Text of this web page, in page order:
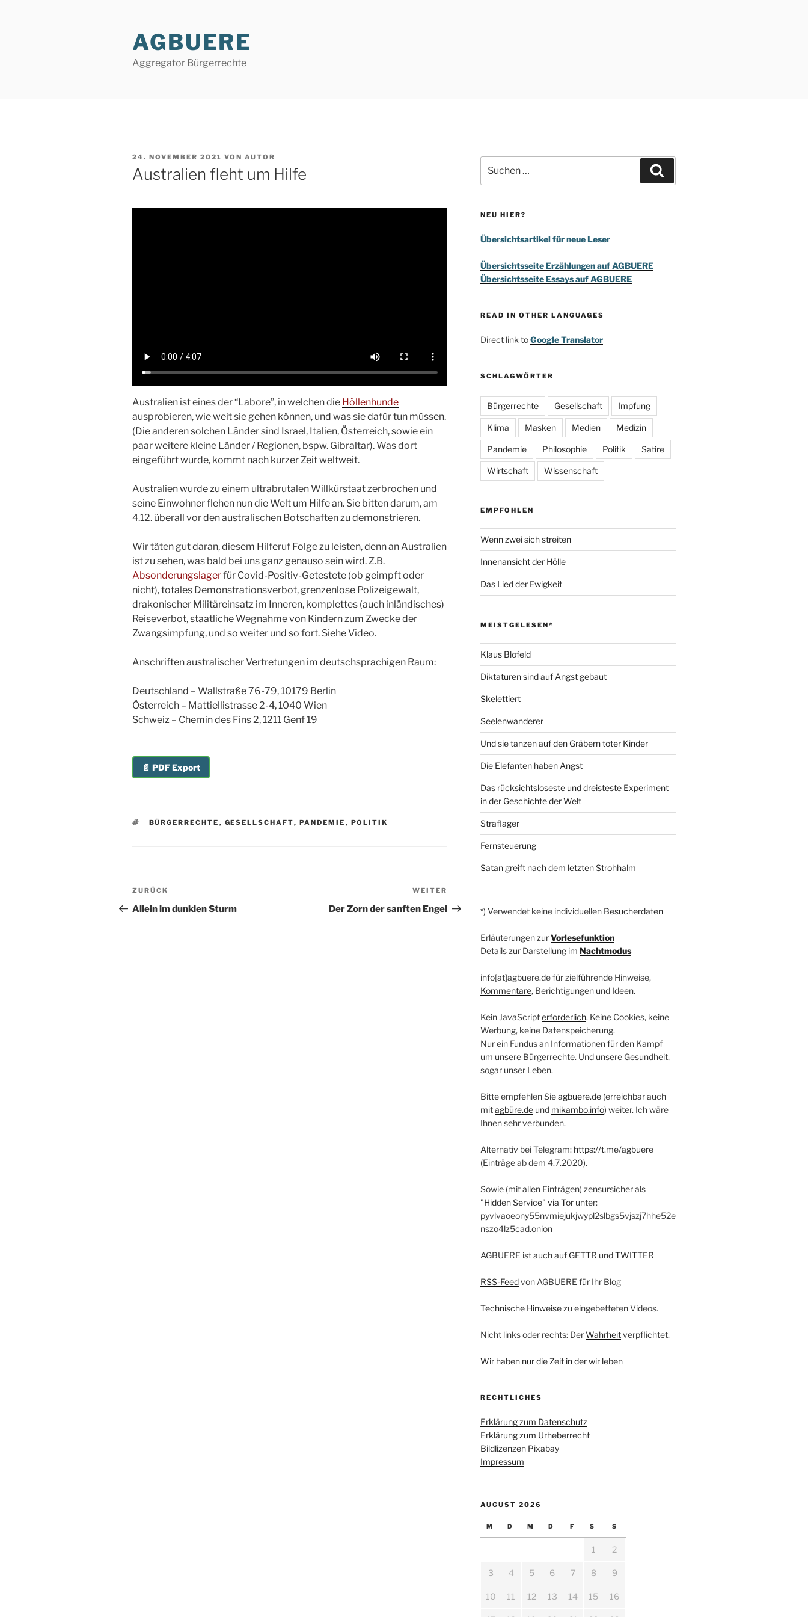
AGBUERE
Aggregator Bürgerrechte
VERÖFFENTLICHT
AM
24. NOVEMBER 2021 VON AUTOR
Australien fleht um Hilfe
Australien ist eines der “Labore”, in welchen die Höllenhunde
ausprobieren, wie weit sie gehen können, und was sie dafür tun müssen.
(Die anderen solchen Länder sind Israel, Italien, Österreich, sowie ein
paar weitere kleine Länder / Regionen, bspw. Gibraltar). Was dort
eingeführt wurde, kommt nach kurzer Zeit weltweit.
Australien wurde zu einem ultrabrutalen Willkürstaat zerbrochen und
seine Einwohner flehen nun die Welt um Hilfe an. Sie bitten darum, am
4.12. überall vor den australischen Botschaften zu demonstrieren.
Wir täten gut daran, diesem Hilferuf Folge zu leisten, denn an Australien
ist zu sehen, was bald bei uns ganz genauso sein wird. Z.B.
Absonderungslagerfür Covid-Positiv-Getestete (ob geimpft oder
nicht), totales Demonstrationsverbot, grenzenlose Polizeigewalt,
drakonischer Militäreinsatz im Inneren, komplettes (auch inländisches)
Reiseverbot, staatliche Wegnahme von Kindern zum Zwecke der
Zwangsimpfung, und so weiter und so fort. Siehe Video.
Anschriften australischer Vertretungen im deutschsprachigen Raum:
Deutschland – Wallstraße 76-79, 10179 Berlin
Österreich – Mattiellistrasse 2-4, 1040 Wien
Schweiz – Chemin des Fins 2, 1211 Genf 19
📄 PDF Export
SCHLAGWÖRTER
BÜRGERRECHTE , GESELLSCHAFT, PANDEMIE , POLITIK
Beitragsnavigation
Vorheriger
Beitrag
ZURÜCK
Allein im dunklen Sturm
Beitrag
WEITER
Der Zorn der sanften Engel
nach:
NEU HIER?
Übersichtsartikel für neue Leser
Übersichtsseite Erzählungen auf AGBUERE
Übersichtsseite Essays auf AGBUERE
READ IN OTHER LANGUAGES
Direct link toGoogle Translator
SCHLAGWÖRTER
Bürgerrechte Gesellschaft Impfung
Klima Masken Medien Medizin
Pandemie Philosophie Politik Satire
Wirtschaft Wissenschaft
EMPFOHLEN
Wenn zwei sich streiten
Innenansicht der Hölle
Das Lied der Ewigkeit
MEISTGELESEN*
Klaus Blofeld
Diktaturen sind auf Angst gebaut
Skelettiert
Seelenwanderer
Und sie tanzen auf den Gräbern toter Kinder
Die Elefanten haben Angst
Das rücksichtsloseste und dreisteste Experiment
in der Geschichte der Welt
Straflager
Fernsteuerung
Satan greift nach dem letzten Strohhalm
*) Verwendet keine individuellen Besucherdaten
Erläuterungen zurVorlesefunktion
Details zur Darstellung im Nachtmodus
info[at]agbuere.de für zielführende Hinweise,
Kommentare, Berichtigungen und Ideen.
Kein JavaScripterforderlich. Keine Cookies, keine
Werbung, keine Datenspeicherung.
Nur ein Fundus an Informationen für den Kampf
um unsere Bürgerrechte. Und unsere Gesundheit,
sogar unser Leben.
Bitte empfehlen Sieagbuere.de(erreichbar auch
mitagbüre.deund mikambo.info) weiter. Ich wäre
Ihnen sehr verbunden.
Alternativ bei Telegram: https://t.me/agbuere
(Einträge ab dem 4.7.2020).
Sowie (mit allen Einträgen) zensursicher als
"Hidden Service" via Torunter:
pyvlvaoeony55nvmiejukjwypl2slbgs5vjszj7hhe52e
nszo4lz5cad.onion
AGBUERE ist auch auf GETTR undTWITTER
RSS-Feedvon AGBUERE für Ihr Blog
Technische Hinweisezu eingebetteten Videos.
Nicht links oder rechts: DerWahrheitverpflichtet.
Wir haben nur die Zeit in der wir leben
RECHTLICHES
Erklärung zum Datenschutz
Erklärung zum Urheberrecht
Bildlizenzen Pixabay
Impressum
AUGUST 2026
M D M D F S S
1 2
3 4 5 6 7 8 9
10 11 12 13 14 15 16